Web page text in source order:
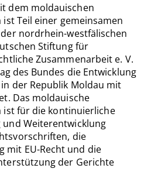
dem moldauischen
Teil einer gemeinsamen
nordrhein-westfälischen
Stiftung für
Zusammenarbeit e. V.
des Bundes die Entwicklung
der Republik Moldau mit
Das moldauische
ist für die kontinuierliche
Weiterentwicklung
die
mit EU-Recht und die
der Gerichte